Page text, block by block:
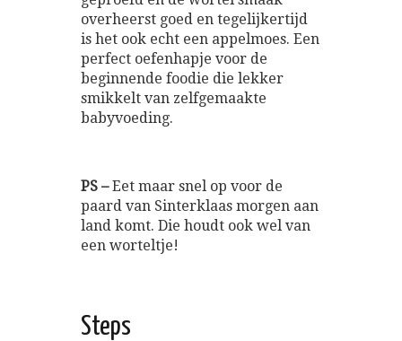
overheerst goed en tegelijkertijd
is het ook echt een appelmoes. Een
perfect oefenhapje voor de
beginnende foodie die lekker
smikkelt van zelfgemaakte
babyvoeding.
PS –Eet maar snel op voor de
paard van Sinterklaas morgen aan
land komt. Die houdt ook wel van
een worteltje!
Steps